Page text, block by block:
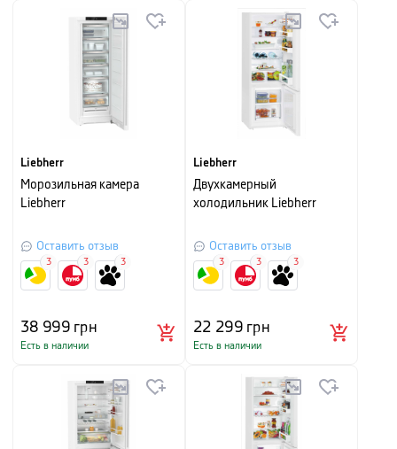
Liebherr
Морозильная камера
Liebherr
Оставить отзыв
38 999грн
Есть в наличии
3 3 3
Liebherr
Двухкамерный
холодильник Liebherr
Оставить отзыв
22 299грн
Есть в наличии
3 3 3